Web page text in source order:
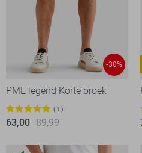
-30%
PME legend Korte broek
1
63,00 89,99